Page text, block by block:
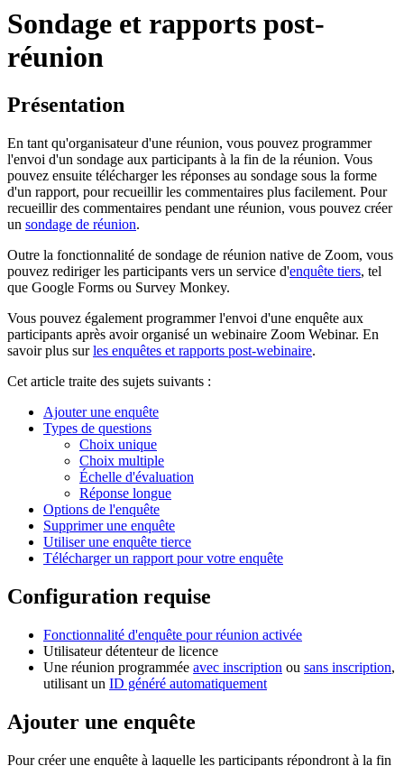
Sondage et rapports post-
réunion
Présentation
En tant qu'organisateur d'une réunion, vous pouvez programmer
l'envoi d'un sondage aux participants à la fin de la réunion. Vous
pouvez ensuite télécharger les réponses au sondage sous la forme
d'un rapport, pour recueillir les commentaires plus facilement. Pour
recueillir des commentaires pendant une réunion, vous pouvez créer
un sondage de réunion.
Outre la fonctionnalité de sondage de réunion native de Zoom, vous
pouvez rediriger les participants vers un service d'enquête tiers, tel
que Google Forms ou Survey Monkey.
Vous pouvez également programmer l'envoi d'une enquête aux
participants après avoir organisé un webinaire Zoom Webinar. En
savoir plus surles enquêtes et rapports post-webinaire.
Cet article traite des sujets suivants :
Ajouter une enquête
Types de questions
Choix unique
Choix multiple
Échelle d'évaluation
Réponse longue
Options de l'enquête
Supprimer une enquête
Utiliser une enquête tierce
Télécharger un rapport pour votre enquête
Configuration requise
Fonctionnalité d'enquête pour réunion activée
Utilisateur détenteur de licence
Une réunion programmée avec inscription ou sans inscription,
utilisant un ID généré automatiquement
Ajouter une enquête
Pour créer une enquête à laquelle les participants répondront à la fin